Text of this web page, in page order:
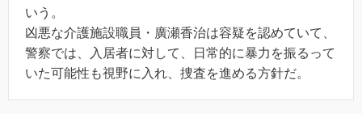
いう。
凶悪な介護施設職員・廣瀬香治は容疑を認めていて、
警察では、入居者に対して、日常的に暴力を振るって
いた可能性も視野に入れ、捜査を進める方針だ。